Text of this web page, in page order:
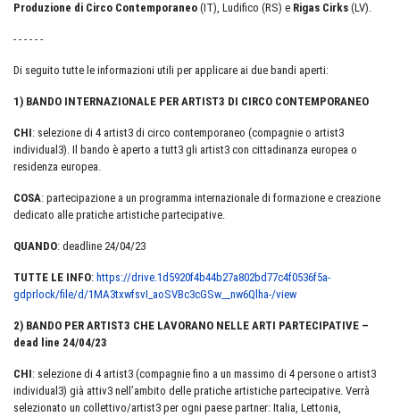
Produzione di Circo Contemporaneo (IT), Ludifico (RS) e Rigas Cirks (LV).
- - - - - -
Di seguito tutte le informazioni utili per applicare ai due bandi aperti:
1) BANDO INTERNAZIONALE PER ARTIST3 DI CIRCO CONTEMPORANEO
CHI: selezione di 4 artist3 di circo contemporaneo (compagnie o artist3
individual3). Il bando è aperto a tutt3 gli artist3 con cittadinanza europea o
residenza europea.
COSA: partecipazione a un programma internazionale di formazione e creazione
dedicato alle pratiche artistiche partecipative.
QUANDO: deadline 24/04/23
TUTTE LE INFO: https://drive.1d5920f4b44b27a802bd77c4f0536f5a-
gdprlock/file/d/1MA3txwfsvI_aoSVBc3cGSw__nw6Qlha-/view
2) BANDO PER ARTIST3 CHE LAVORANO NELLE ARTI PARTECIPATIVE –
dead line 24/04/23
CHI: selezione di 4 artist3 (compagnie fino a un massimo di 4 persone o artist3
individual3) già attiv3 nell’ambito delle pratiche artistiche partecipative. Verrà
selezionato un collettivo/artist3 per ogni paese partner: Italia, Lettonia,